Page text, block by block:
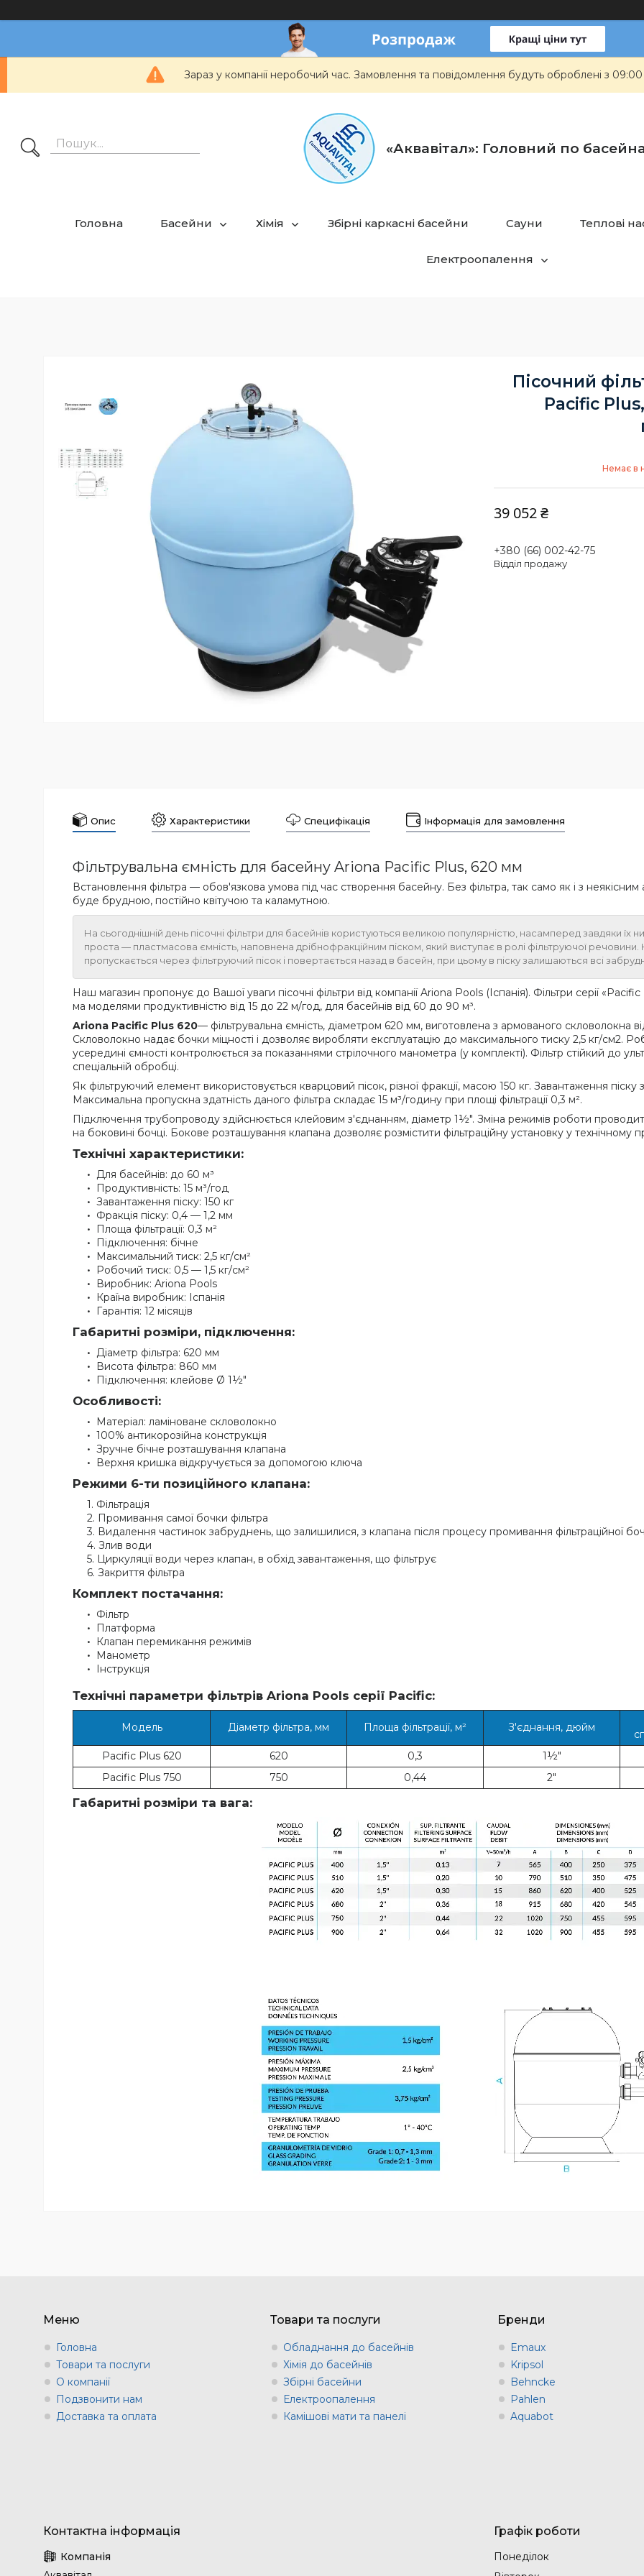
Зараз у компанії неробочий час. Замовлення та повідомлення будуть оброблені з
«Аквавітал»: Головний по
Головна Басейни Хімія Збірні каркасні басейни Сауни Теплові
Електроопалення
Пісочний
Pacific
Немає в
39 052 ₴
+380 (66) 002-42-75
Відділ продажу
Опис Характеристики Специфікація Інформація для замовлення
Фільтрувальна ємність для басейну Ariona Pacific Plus, 620 мм
Встановлення фільтра — обов'язкова умова під час створення басейну. Без фільтра, так само як і з
буде брудною, постійно квітучою та каламутною.
На сьогоднішній день пісочні фільтри для басейнів користуються великою популярністю, насамперед завдяки їх
проста — пластмасова ємність, наповнена дрібнофракційним піском, який виступає в ролі фільтруючої
пропускається через фільтруючий пісок і повертається назад в басейн, при цьому в піску залишаються всі
Наш магазин пропонує до Вашої уваги пісочні фільтри від компанії Ariona Pools (Іспанія). Фільтри серії
ма моделями продуктивністю від 15 до 22 м/год, для басейнів від 60 до 90 м³.
Ariona Pacific Plus 620— фільтрувальна ємність, діаметром 620 мм, виготовлена з армованого скловолокна
Скловолокно надає бочки міцності і дозволяє виробляти експлуатацію до максимального тиску 2,5 кг/см2.
усередині ємності контролюється за показаннями стрілочного манометра (у комплекті). Фільтр стійкий до
спеціальній обробці.
Як фільтруючий елемент використовується кварцовий пісок, різної фракції, масою 150 кг. Завантаження
Максимальна пропускна здатність даного фільтра складає 15 м³/годину при площі фільтрації 0,3 м².
Підключення трубопроводу здійснюється клейовим з'єднанням, діаметр 1½". Зміна режимів роботи
на боковині бочці. Бокове розташування клапана дозволяє розмістити фільтраційну установку у
Технічні характеристики:
Для басейнів: до 60 м³
Продуктивність: 15 м³/год
Завантаження піску: 150 кг
Фракція піску: 0,4 — 1,2 мм
Площа фільтрації: 0,3 м²
Підключення: бічне
Максимальний тиск: 2,5 кг/см²
Робочий тиск: 0,5 — 1,5 кг/см²
Виробник: Ariona Pools
Країна виробник: Іспанія
Гарантія: 12 місяців
Габаритні розміри, підключення:
Діаметр фільтра: 620 мм
Висота фільтра: 860 мм
Підключення: клейове Ø 1½"
Особливості:
Матеріал: ламіноване скловолокно
100% антикорозійна конструкція
Зручне бічне розташування клапана
Верхня кришка відкручується за допомогою ключа
Режими 6-ти позиційного клапана:
Фільтрація
Промивання самої бочки фільтра
Видалення частинок забруднень, що залишилися, з клапана після процесу промивання фільтраційної
Злив води
Циркуляції води через клапан, в обхід завантаження, що фільтрує
Закриття фільтра
Комплект постачання:
Фільтр
Платформа
Клапан перемикання режимів
Манометр
Інструкція
Технічні параметри фільтрів Ariona Pools серії Pacific:
Модель Діаметр фільтра, мм Площа фільтрації, м² З'єднання, дюйм
Pacific Plus 620
620 0,3
1½"
Pacific Plus 750
750 0,44 2"
Габаритні розміри та вага:
Меню
Головна
Товари та послуги
О компанії
Подзвонити нам
Доставка та оплата
Товари та послуги
Обладнання до басейнів
Хімія до басейнів
Збірні басейни
Електроопалення
Камішові мати та панелі
Бренди
Emaux
Kripsol
Behncke
Pahlen
Aquabot
Графік роботи
Понеділок